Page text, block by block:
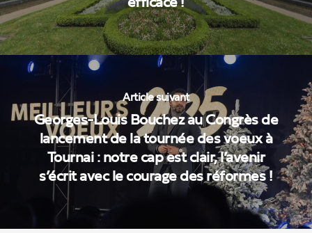
Article suivant
Georges-Louis Bouchez au Congrès de
lancement de la tournée des voeux à
Tournai : notre cap est clair, l’avenir
s’écrit avec le courage des réformes !